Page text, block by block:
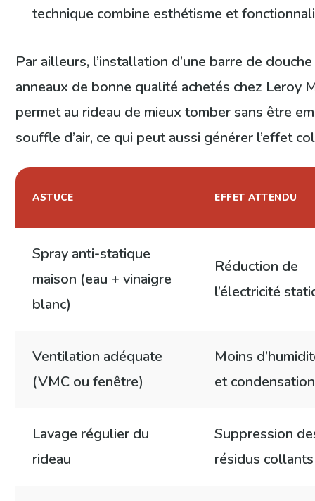
technique combine esthétisme et
Par ailleurs, l’installation d’une barre de
anneaux de bonne qualité achetés chez Leroy
permet au rideau de mieux tomber sans être
souffle d’air, ce qui peut aussi générer l’effet
ASTUCE EFFET ATTENDU
Spray anti-statique
maison (eau + vinaigre
blanc)
Réduction de
l’électricité
Ventilation adéquate
(VMC ou fenêtre)
Moins
et condensation
Lavage régulier du
rideau
Suppression
résidus collants